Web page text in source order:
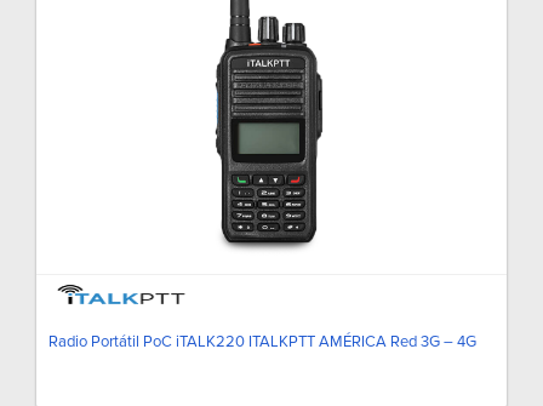
Radio Portátil PoC iTALK220 ITALKPTT AMÉRICA Red 3G – 4G